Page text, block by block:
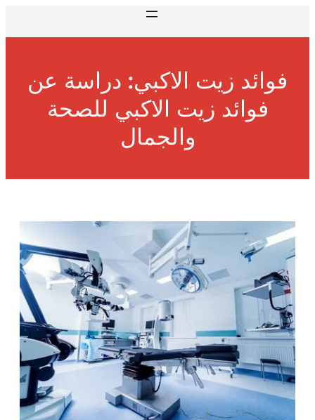
فوائد زيت الاكبي: دراسة عن
فوائد زيت الاكبي للصحة
والجمال